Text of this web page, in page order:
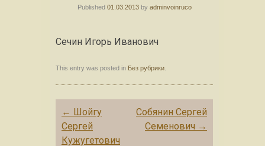
Published 01.03.2013by adminvoinruco
Сечин Игорь Иванович
This entry was posted in Без рубрики
Post navigation
← Шойгу
Сеpгей
Кужугетович
Собянин Сергей
Семенович →